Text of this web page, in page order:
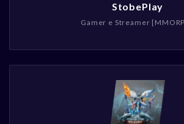
StobePlay
Gamer e Streamer